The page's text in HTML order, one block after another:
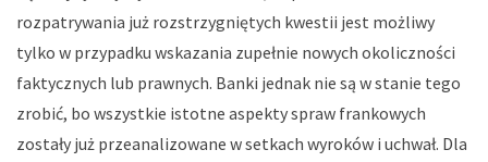
rozpatrywania już rozstrzygniętych kwestii jest możliwy
tylko w przypadku wskazania zupełnie nowych okoliczności
faktycznych lub prawnych. Banki jednak nie są w stanie tego
zrobić, bo wszystkie istotne aspekty spraw frankowych
zostały już przeanalizowane w setkach wyroków i uchwał. Dla